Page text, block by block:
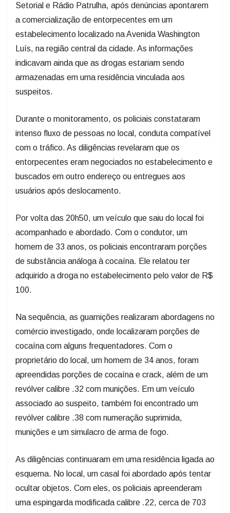
Setorial e Rádio Patrulha, após denúncias apontarem
a comercialização de entorpecentes em um
estabelecimento localizado na Avenida Washington
Luís, na região central da cidade. As informações
indicavam ainda que as drogas estariam sendo
armazenadas em uma residência vinculada aos
suspeitos.
Durante o monitoramento, os policiais constataram
intenso fluxo de pessoas no local, conduta compatível
com o tráfico. As diligências revelaram que os
entorpecentes eram negociados no estabelecimento e
buscados em outro endereço ou entregues aos
usuários após deslocamento.
Por volta das 20h50, um veículo que saiu do local foi
acompanhado e abordado. Com o condutor, um
homem de 33 anos, os policiais encontraram porções
de substância análoga à cocaína. Ele relatou ter
adquirido a droga no estabelecimento pelo valor de R$
100.
Na sequência, as guarnições realizaram abordagens no
comércio investigado, onde localizaram porções de
cocaína com alguns frequentadores. Com o
proprietário do local, um homem de 34 anos, foram
apreendidas porções de cocaína e crack, além de um
revólver calibre .32 com munições. Em um veículo
associado ao suspeito, também foi encontrado um
revólver calibre .38 com numeração suprimida,
munições e um simulacro de arma de fogo.
As diligências continuaram em uma residência ligada ao
esquema. No local, um casal foi abordado após tentar
ocultar objetos. Com eles, os policiais apreenderam
uma espingarda modificada calibre .22, cerca de 703